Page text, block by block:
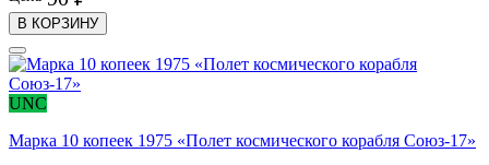
В КОРЗИНУ
UNC
Марка 10 копеек 1975 «Полет космического корабля Союз-17»